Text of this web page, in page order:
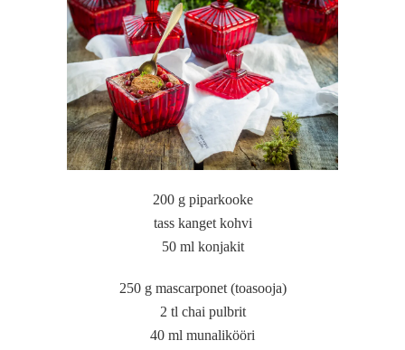
200 g piparkooke
tass kanget kohvi
50 ml konjakit
250 g mascarponet (toasooja)
2 tl chai pulbrit
40 ml munalikööri